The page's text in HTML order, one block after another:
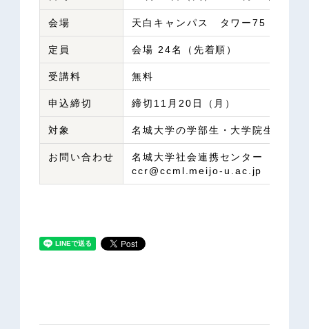
会場 天白キャンパス タワー75 5階
定員 会場 24名（先着順）
受講料 無料
申込締切 締切11月20日（月）
対象 名城大学の学部生・大学院生 東
お問い合わせ
名城大学社会連携センター
ccr@ccml.meijo-u.ac.jp